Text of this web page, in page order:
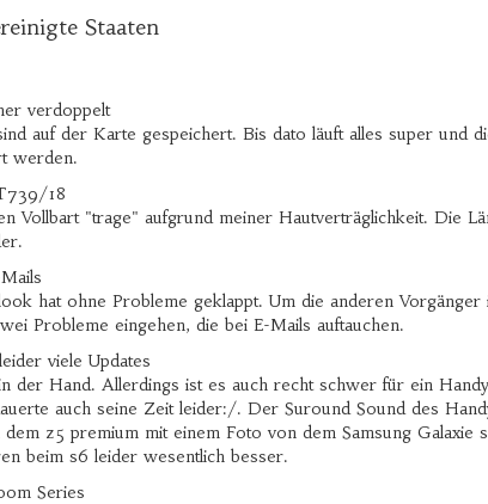
Staaten
verdoppelt
auf der Karte gespeichert. Bis dato läuft alles super und
werden.
18
"trage" aufgrund meiner Hautverträglichkeit. Die
hat ohne Probleme geklappt. Um die anderen Vorgänger
Probleme eingehen, die bei E-Mails auftauchen.
viele Updates
Hand. Allerdings ist es auch recht schwer für ein
auch seine Zeit leider:/. Der Suround Sound des
z5 premium mit einem Foto von dem Samsung Galaxie
beim s6 leider wesentlich besser.
Series